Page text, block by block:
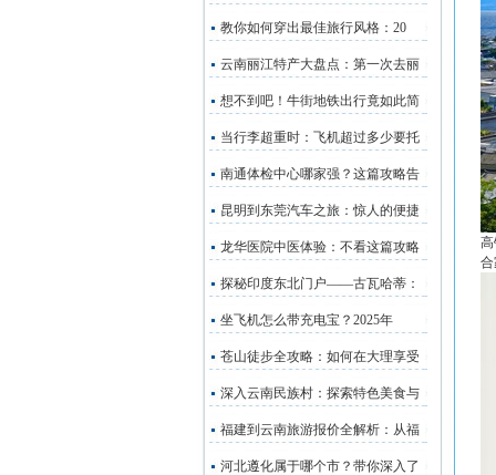
教你如何穿出最佳旅行风格：20
云南丽江特产大盘点：第一次去丽
想不到吧！牛街地铁出行竟如此简
当行李超重时：飞机超过多少要托
南通体检中心哪家强？这篇攻略告
昆明到东莞汽车之旅：惊人的便捷
龙华医院中医体验：不看这篇攻略
探秘印度东北门户——古瓦哈蒂：
坐飞机怎么带充电宝？2025年
苍山徒步全攻略：如何在大理享受
深入云南民族村：探索特色美食与
福建到云南旅游报价全解析：从福
河北遵化属于哪个市？带你深入了